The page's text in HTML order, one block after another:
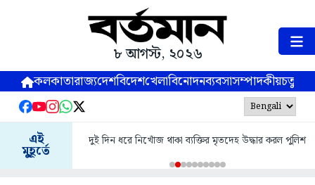
৮ আগস্ট, ২০২৬
কলকাতারাজ্যদেশবিদেশখেলাবিনোদনব্যবসাসম্পাদকীয়
এই
মুহূর্তে
দুই দিন ধরে নিখোঁজ থাকা ব্যক্তির মৃতদেহ উদ্ধার করল পুলিশ